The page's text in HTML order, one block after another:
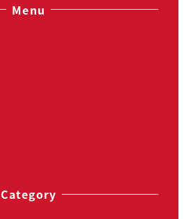
Menu
Category